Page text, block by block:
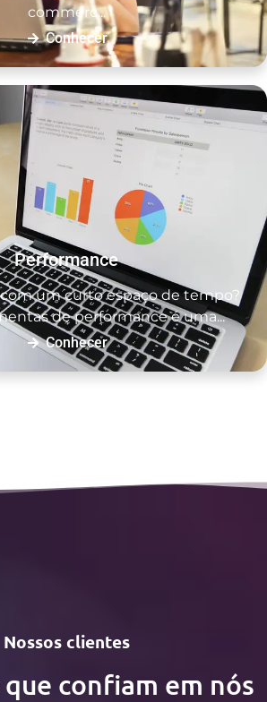
commerc...
Conhecer
Performance
um curto espaço de tempo?
de performance é uma...
Conhecer
Nossos clientes
que confiam em nós